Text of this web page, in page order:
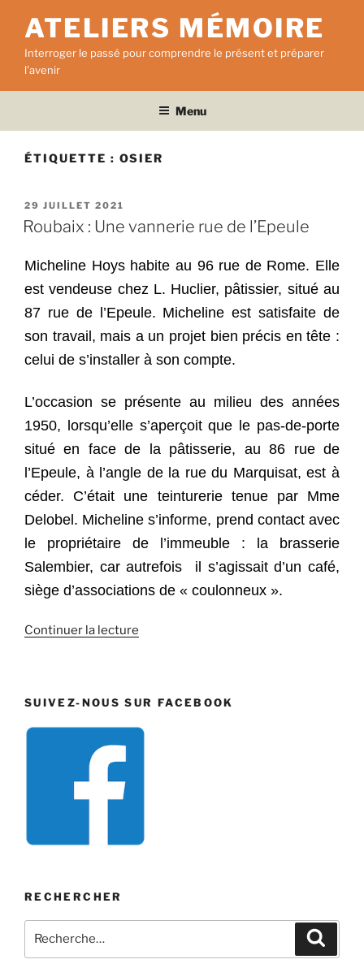
contenu
principal
ATELIERS MÉMOIRE
Interroger le passé pour comprendre le présent et préparer
l'avenir
Menu
ÉTIQUETTE : OSIER
PUBLIÉ
LE
29 JUILLET 2021
Roubaix : Une vannerie rue de l’Epeule
Micheline Hoys habite au 96 rue de Rome. Elle
est vendeuse chez L. Huclier, pâtissier, situé au
87 rue de l’Epeule. Micheline est satisfaite de
son travail, mais a un projet bien précis en tête :
celui de s’installer à son compte.
L’occasion se présente au milieu des années
1950, lorsqu’elle s’aperçoit que le pas-de-porte
situé en face de la pâtisserie, au 86 rue de
l’Epeule, à l’angle de la rue du Marquisat, est à
céder. C’était une teinturerie tenue par Mme
Delobel. Micheline s’informe, prend contact avec
le propriétaire de l’immeuble : la brasserie
Salembier, car autrefois il s’agissait d’un café,
siège d’associations de « coulonneux ».
Continuer la lecture
vannerie
rue
SUIVEZ-NOUS SUR FACEBOOK
RECHERCHER
pour